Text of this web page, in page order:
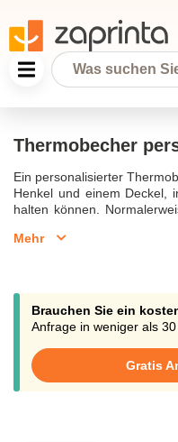
Thermobecher
Ein personalisierter
Henkel und einem Deckel,
halten können.
Firmengeschenk suchen,
Isolierbecher wird jedoch
verfügt manchmal über
Isolierung sorgt und das
wird, kann
Digitaldruck, usw. sein.
kann verschiedene
Mehr
Brauchen Sie ein
Anfrage in weniger als
Gratis